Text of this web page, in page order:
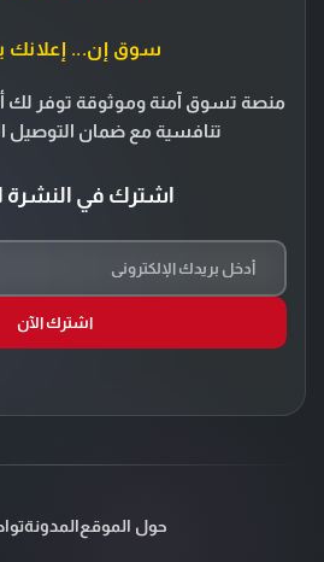
سوق إن... إعلانك
منصة تسوق آمنة وموثوقة توفر لك
تنافسية مع ضمان التوصيل
اشترك في النشرة
اشترك الآن
حول الموقعالمدونة